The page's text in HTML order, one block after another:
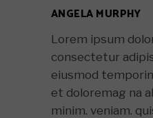
ANGELA MURPHY
Lorem ipsum
consectetur
eiusmod
et doloremag na
minim. veniam.